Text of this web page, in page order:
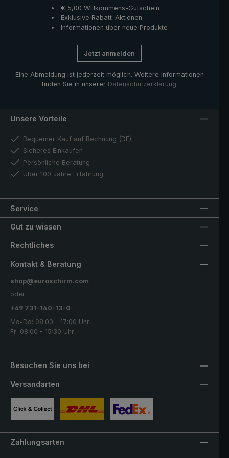
€ 5,00 Willkommens-Gutschein
Exklusive Rabatt-Aktionen
Informationen über neue Produkte
Jetzt anmelden
Eine Abmeldung ist jederzeit möglich. Weitere Informationen
finden Sie in unserer Datenschutzerklärung.
Unsere Vorteile
Bequemer Kauf auf Rechnung (DE)
Sicheres Einkaufen
Persönliche Beratung
Über 100 Jahre Erfahrung
Service
Gut zu wissen
Rechtliches
Besuchen Sie uns bei
Kontakt & Beratung
shop@euroschirm.com
oder
+49 731-140-13-0
Mo-Do: 08:00 - 17:00 Uhr
Fr: 08:00 - 15:30 Uhr
Versandarten
Zahlungsarten